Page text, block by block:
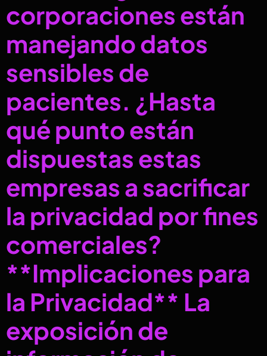
corporaciones están
manejando datos
sensibles de
pacientes. ¿Hasta
qué punto están
dispuestas estas
empresas a sacrificar
la privacidad por fines
comerciales?
**Implicaciones para
la Privacidad** La
exposición de